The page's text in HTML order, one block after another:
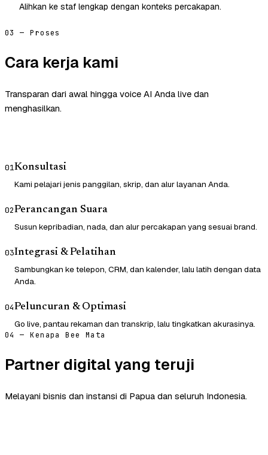
Alihkan ke staf lengkap dengan konteks percakapan.
03 — Proses
Cara kerja kami
Transparan dari awal hingga voice AI Anda live dan
menghasilkan.
01Konsultasi
Kami pelajari jenis panggilan, skrip, dan alur layanan Anda.
02Perancangan Suara
Susun kepribadian, nada, dan alur percakapan yang sesuai brand.
03Integrasi & Pelatihan
Sambungkan ke telepon, CRM, dan kalender, lalu latih dengan data
Anda.
04Peluncuran & Optimasi
Go live, pantau rekaman dan transkrip, lalu tingkatkan akurasinya.
04 — Kenapa Bee Mata
Partner digital yang teruji
Melayani bisnis dan instansi di Papua dan seluruh Indonesia.